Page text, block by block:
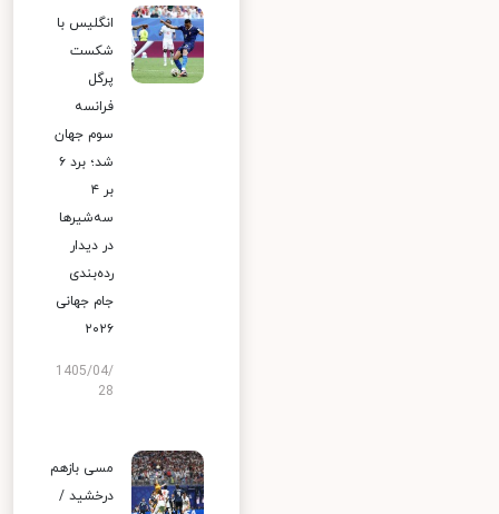
انگلیس با
شکست
پرگل
فرانسه
سوم جهان
شد؛ برد ۶
بر ۴
سه‌شیرها
در دیدار
رده‌بندی
جام جهانی
۲۰۲۶
1405/04/
28
مسی بازهم
درخشید /